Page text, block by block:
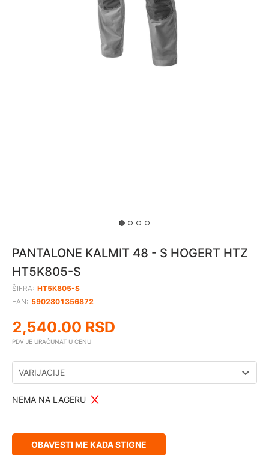
PANTALONE KALMIT 48 - S HOGERT HTZ
HT5K805-S
ŠIFRA: HT5K805-S
EAN: 5902801356872
2,540.00 RSD
PDV JE URAČUNAT U CENU
VARIJACIJE
NEMA NA LAGERU
OBAVESTI ME KADA STIGNE